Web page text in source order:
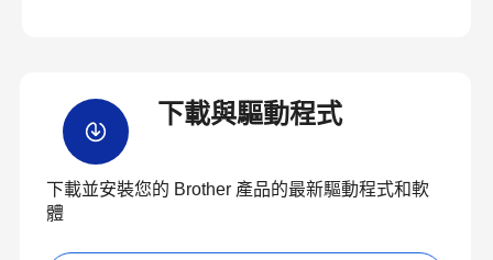
下載與驅動程式
下載並安裝您的 Brother 產品的最新驅動程式和軟
體